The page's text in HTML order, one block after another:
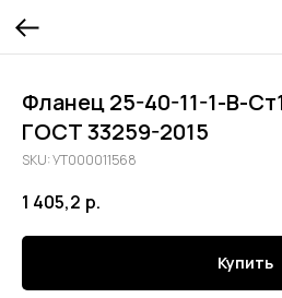
Фланец 25-40-11-1-В-
ГОСТ 33259-2015
SKU:УТ000011568
1 405,2 р.
Купить